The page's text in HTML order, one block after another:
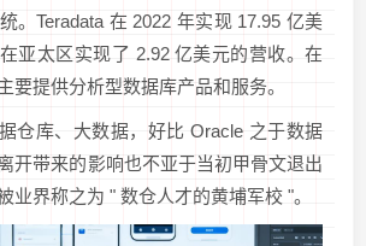
。Teradata 在 2022 年实现 17.95 亿美
亚太区实现了 2.92 亿美元的营收。在
要提供分析型数据库产品和服务。
仓库、大数据，好比 Oracle 之于数据
开带来的影响也不亚于当初甲骨文退出
业界称之为 " 数仓人才的黄埔军校 "。